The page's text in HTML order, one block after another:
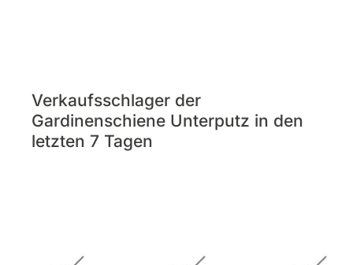
Verkaufsschlager der
Gardinenschiene Unterputz in den
letzten 7 Tagen